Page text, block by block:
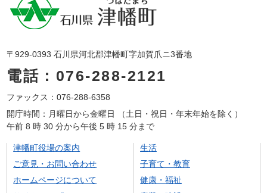
〒929-0393 石川県河北郡津幡町字加賀爪ニ3番地
電話：076-288-2121
ファックス：076-288-6358
開庁時間：月曜日から金曜日 （土日・祝日・年末年始を除く）
午前 8 時 30 分から午後 5 時 15 分まで
津幡町役場の案内
ご意見・お問い合わせ
ホームページについて
生活
子育て・教育
健康・福祉